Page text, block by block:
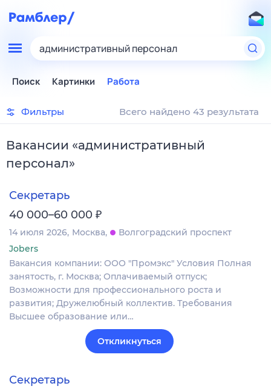
административный персонал
Поиск Картинки Работа
Фильтры Всего найдено 43 результата
Вакансии «административный
персонал»
Секретарь
40 000–60 000 ₽
14 июля 2026 Москва
Волгоградский проспект
Jobers
Вакансия компании: ООО "Промэкс" Условия Полная
занятость, г. Москва; Оплачиваемый отпуск;
Возможности для профессионального роста и
развития; Дружелюбный коллектив. Требования
Высшее образование или…
Откликнуться
Секретарь